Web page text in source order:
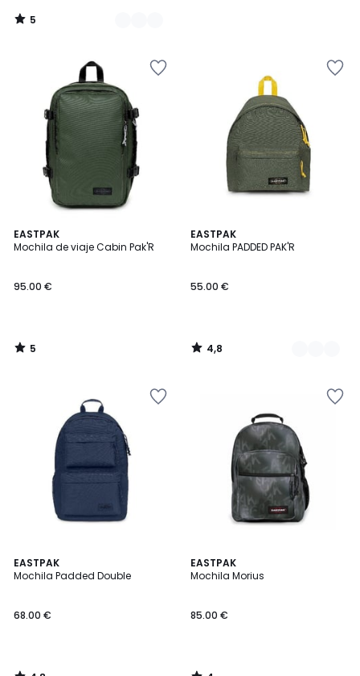
5
/
EASTPAK
Mochila de viaje Cabin Pak'R
95.00 €
5
/
5
/
EASTPAK
Mochila PADDED PAK'R
55.00 €
4,8
/ 5
4
Colores
4,8
/
EASTPAK
Mochila Padded Double
68.00 €
4,8
/ 5
EASTPAK
Mochila Morius
85.00 €
4
/